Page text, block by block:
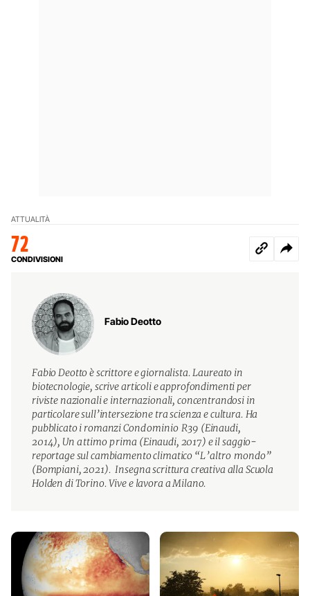
ATTUALITÀ
72
CONDIVISIONI
Fabio Deotto
Fabio Deotto è scrittore e giornalista. Laureato in
biotecnologie, scrive articoli e approfondimenti per
riviste nazionali e internazionali, concentrandosi in
particolare sull’intersezione tra scienza e cultura. Ha
pubblicato i romanziCondominio R39 (Einaudi,
2014), Un attimo prima (Einaudi, 2017) e il saggio-
reportage sul cambiamento climatico “L’altro mondo”
(Bompiani, 2021). Insegna scrittura creativa alla Scuola
Holden di Torino. Vive e lavora a Milano.